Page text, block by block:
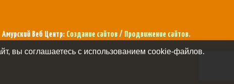
Амурский Веб Центр: Создание сайтов/ Продвижение сайтов.
вы соглашаетесь с использованием cookie-файлов.